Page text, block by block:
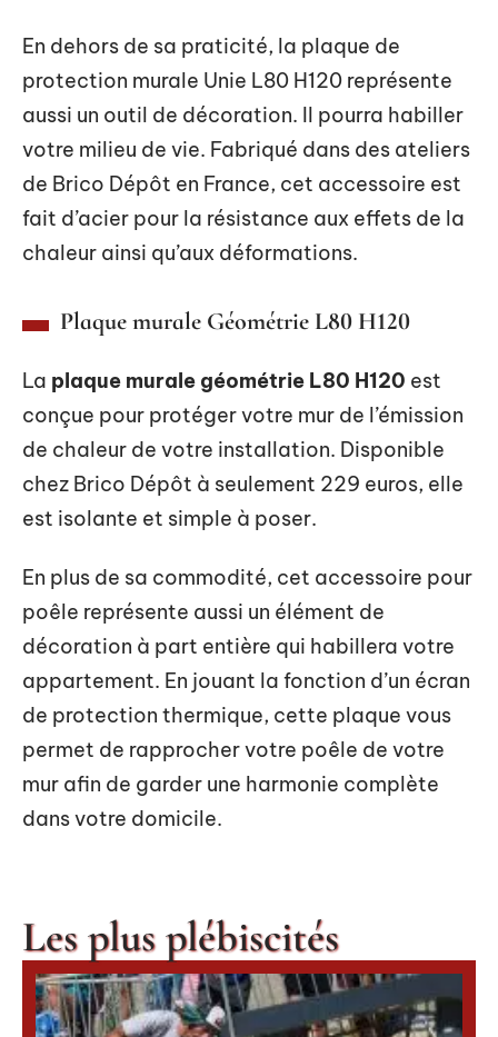
En dehors de sa praticité, la plaque de
protection murale Unie L80 H120 représente
aussi un outil de décoration. Il pourra habiller
votre milieu de vie. Fabriqué dans des ateliers
de Brico Dépôt en France, cet accessoire est
fait d’acier pour la résistance aux effets de la
chaleur ainsi qu’aux déformations.
Plaque murale Géométrie L80 H120
La plaque murale géométrie L80 H120 est
conçue pour protéger votre mur de l’émission
de chaleur de votre installation. Disponible
chez Brico Dépôt à seulement 229 euros, elle
est isolante et simple à poser.
En plus de sa commodité, cet accessoire pour
poêle représente aussi un élément de
décoration à part entière qui habillera votre
appartement. En jouant la fonction d’un écran
de protection thermique, cette plaque vous
permet de rapprocher votre poêle de votre
mur afin de garder une harmonie complète
dans votre domicile.
Les plus plébiscités